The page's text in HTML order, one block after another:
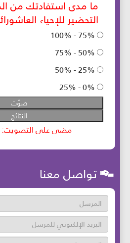
تواصل معنا